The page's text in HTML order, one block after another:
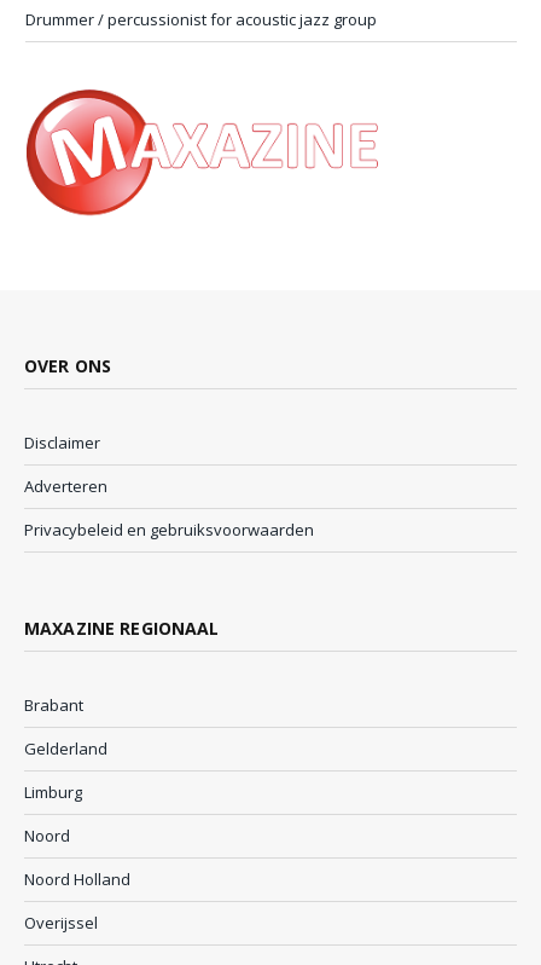
Drummer / percussionist for acoustic jazz group
OVER ONS
Disclaimer
Adverteren
Privacybeleid en gebruiksvoorwaarden
MAXAZINE REGIONAAL
Brabant
Gelderland
Limburg
Noord
Noord Holland
Overijssel